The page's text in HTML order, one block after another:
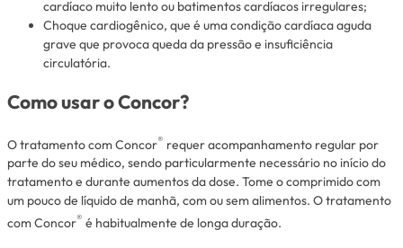
cardíaco muito lento ou batimentos cardíacos irregulares;
Choque cardiogênico, que é uma condição cardíaca aguda
grave que provoca queda da pressão e insuficiência
circulatória.
Como usar o Concor?
O tratamento com Concor® requer acompanhamento regular por
parte do seu médico, sendo particularmente necessário no início do
tratamento e durante aumentos da dose. Tome o comprimido com
um pouco de líquido de manhã, com ou sem alimentos. O tratamento
com Concor® é habitualmente de longa duração.